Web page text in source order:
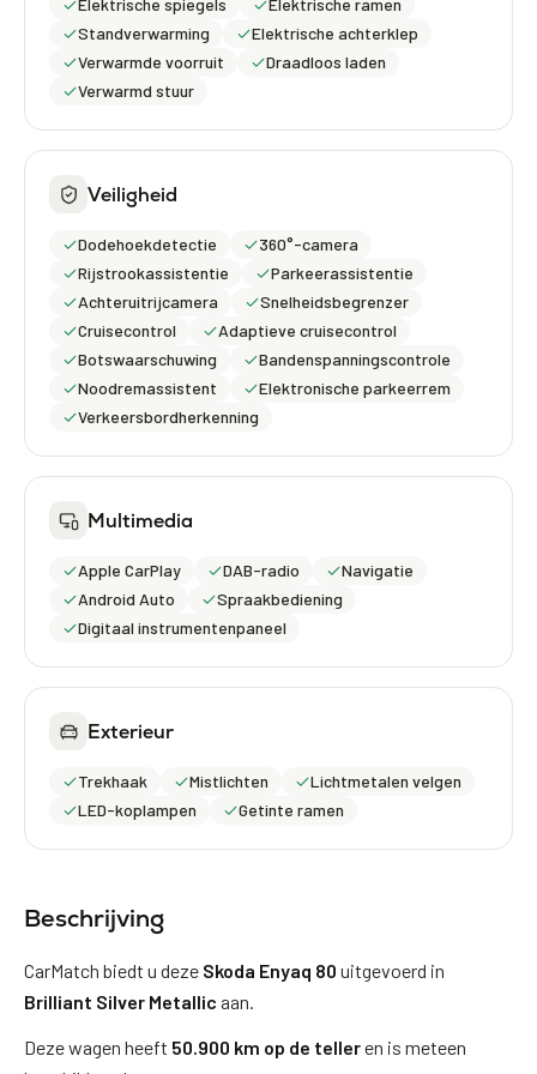
Elektrische spiegels
Elektrische ramen
Standverwarming
Elektrische achterklep
Verwarmde voorruit
Draadloos laden
Verwarmd stuur
Veiligheid
Dodehoekdetectie
360°-camera
Rijstrookassistentie
Parkeerassistentie
Achteruitrijcamera
Snelheidsbegrenzer
Cruisecontrol
Adaptieve cruisecontrol
Botswaarschuwing
Bandenspanningscontrole
Noodremassistent
Elektronische parkeerrem
Verkeersbordherkenning
Multimedia
Apple CarPlay DAB-radio
Navigatie
Android Auto
Spraakbediening
Digitaal instrumentenpaneel
Exterieur
Trekhaak Mistlichten
Lichtmetalen velgen
LED-koplampen
Getinte ramen
Beschrijving
CarMatch biedt u deze Skoda Enyaq 80 uitgevoerd in
Brilliant Silver Metallic aan.
Deze wagen heeft 50.900 km op de telleren is meteen